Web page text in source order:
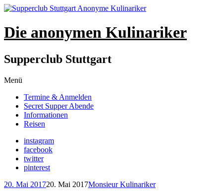
Die anonymen Kulinariker
Supperclub Stuttgart
Menü
springen
Termine & Anmelden
Secret Supper Abende
Informationen
Reisen
instagram
facebook
twitter
pinterest
20. Mai 201720. Mai 2017Monsieur Kulinariker